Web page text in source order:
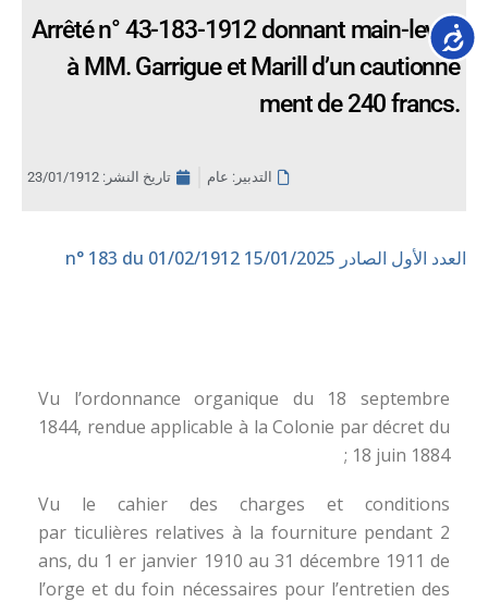
Arrêté n° 43-183-1912 donnant main-levée
à MM. Garrigue et Marill d’un cautionne
ment de 240 francs.
التدبير: عام تاريخ النشر: 23/01/1912
العدد الأول الصادر 15/01/2025
Vu l’ordonnance organique du 18 septembre
1844, rendue applicable à la Colonie par décret du
18 juin 1884 ;
Vu le cahier des charges et conditions
par ticulières relatives à la fourniture pendant 2
ans, du 1 er janvier 1910 au 31 décembre 1911 de
l’orge et du foin nécessaires pour l’entretien des